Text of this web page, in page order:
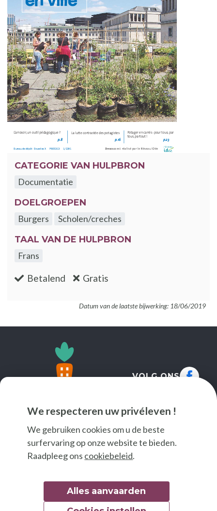
We respecteren uw privéleven !
We gebruiken cookies om u de beste
surfervaring op onze website te bieden.
Raadpleeg ons cookiebeleid.
Alles aanvaarden
CATEGORIE VAN HULPBRON
Documentatie
DOELGROEPEN
Burgers
Scholen/creches
TAAL VAN DE HULPBRON
Frans
Betalend :nee Gratis
Datum van de laatste bijwerking: 18/06/2019
VOLG ONS